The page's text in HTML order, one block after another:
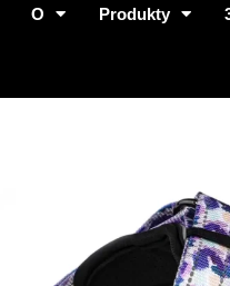
O Produkty